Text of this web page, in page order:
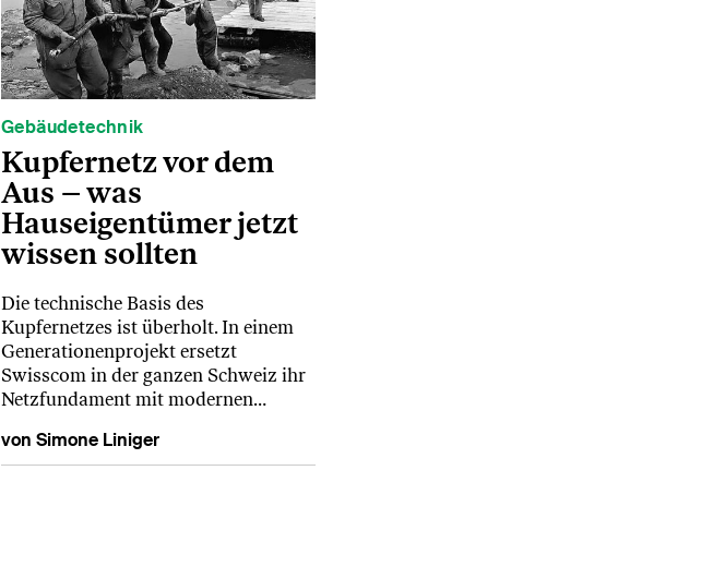
Gebäudetechnik
Kupfernetz vor dem
Aus – was
Hauseigentümer jetzt
wissen sollten
Die technische Basis des
Kupfernetzes ist überholt. In einem
Generationenprojekt ersetzt
Swisscom in der ganzen Schweiz ihr
Netzfundament mit modernen…
von Simone Liniger